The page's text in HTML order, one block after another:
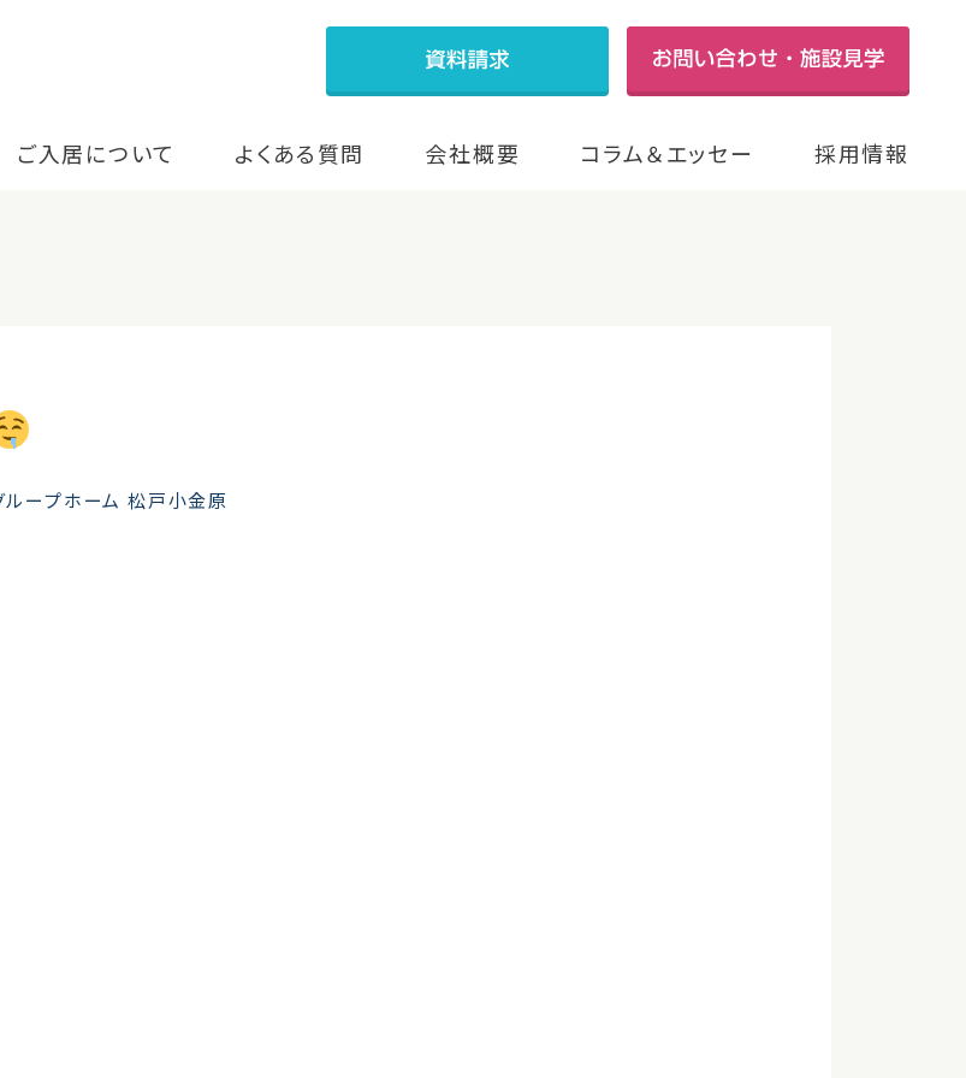
ご入居について よくある質問 会社概要 コラム＆エッセー 採用情報
ループホーム 松戸小金原